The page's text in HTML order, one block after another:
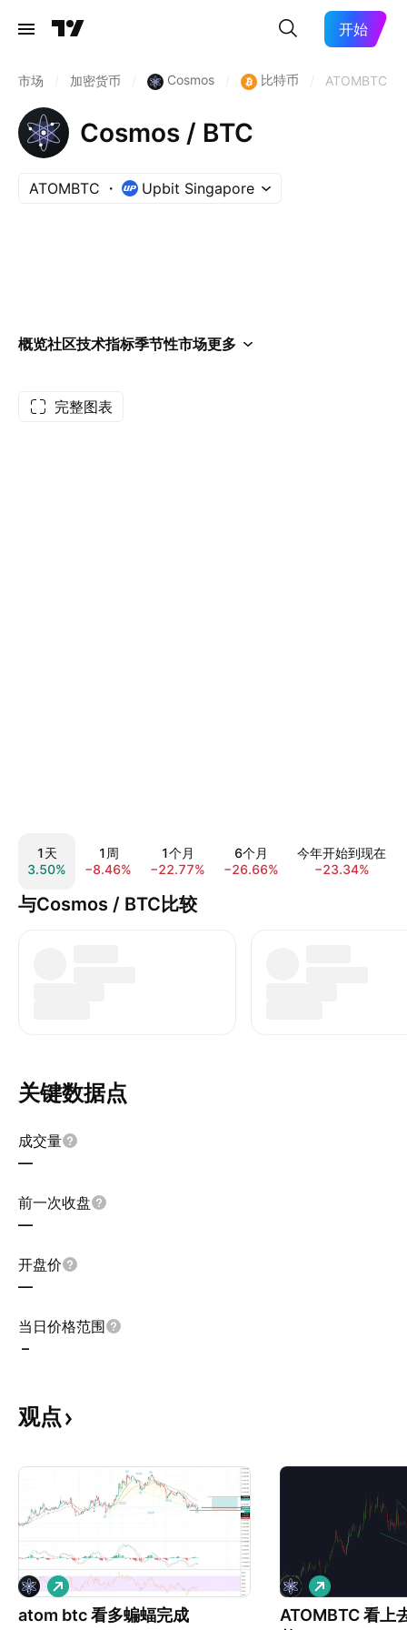
开始
市场 加密货币 Cosmos 比特币 ATOMBTC
Cosmos / BTC
ATOMBTC Upbit Singapore
概览社区技术指标季节性市场更多
完整图表
1天
3.50%
1周
−8.46%
1个月
−22.77%
6个月
−26.66%
今年开始到现在
−23.34%
与Cosmos / BTC比较
关键数据点
成交量
—
前一次收盘
—
开盘价
—
当日价格范围
–
观点
atom btc 看多蝙蝠完成
做
多
ATOMBTC 看上
做
多